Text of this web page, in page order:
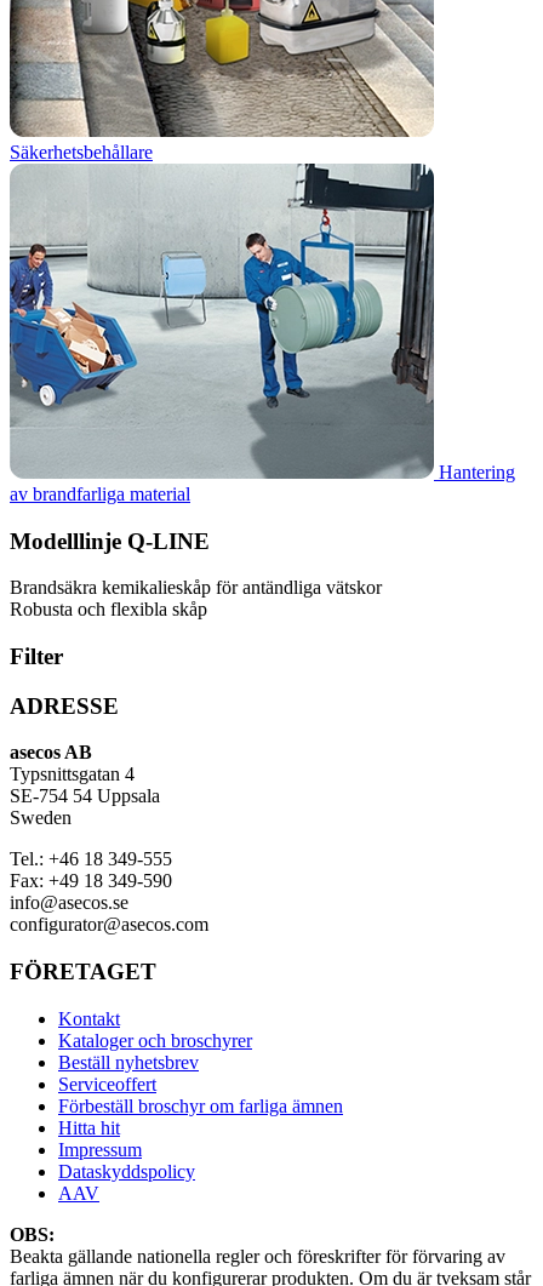
Säkerhetsbehållare
Hantering
av brandfarliga material
Modelllinje Q-LINE
Brandsäkra kemikalieskåp för antändliga vätskor
Robusta och flexibla skåp
Filter
ADRESSE
asecos AB
Typsnittsgatan 4
SE-754 54 Uppsala
Sweden
Tel.: +46 18 349-555
Fax: +49 18 349-590
info@asecos.se
configurator@asecos.com
FÖRETAGET
Kontakt
Kataloger och broschyrer
Beställ nyhetsbrev
Serviceoffert
Förbeställ broschyr om farliga ämnen
Hitta hit
Impressum
Dataskyddspolicy
AAV
OBS:
Beakta gällande nationella regler och föreskrifter för förvaring av
farliga ämnen när du konfigurerar produkten. Om du är tveksam står